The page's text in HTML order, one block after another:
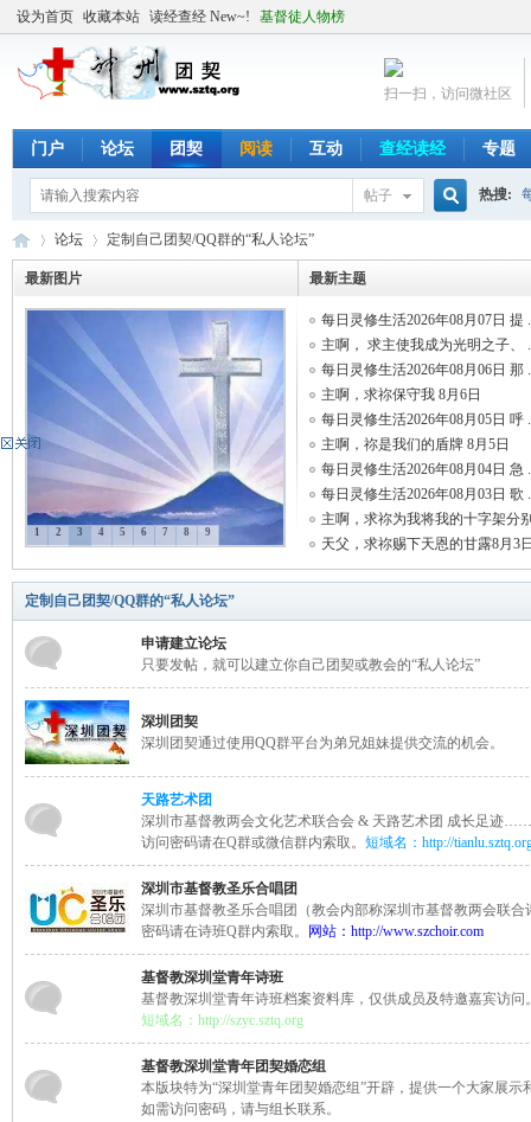
设为首页 收藏本站 读经查经 New~! 基督徒人物榜
扫一扫，访问微社区
门户 论坛 团契 阅读 互动 查经读经 专题
帖子
索
热搜:
神
州
论坛 定制自己团契/QQ群的“私人论坛”
最新图片
1 2 3 4 5 6 7 8 9
最新主题
每日灵修生活2026年08月07日 提
主啊， 求主使我成为光明之子、
每日灵修生活2026年08月06日 那
主啊，求祢保守我 8月6日
每日灵修生活2026年08月05日 呼
主啊，祢是我们的盾牌 8月5日
每日灵修生活2026年08月04日 急
每日灵修生活2026年08月03日 歌
主啊，求祢为我将我的十字架分
天父，求祢赐下天恩的甘露8月3
定制自己团契/QQ群的“私人论坛”
申请建立论坛
只要发帖，就可以建立你自己团契或教会的“私人论坛”
深圳团契
深圳团契通过使用QQ群平台为弟兄姐妹提供交流的机会。
天路艺术团
深圳市基督教两会文化艺术联合会 & 天路艺术团 成长足迹
访问密码请在Q群或微信群内索取。 短域名： http://
深圳市基督教圣乐合唱团
深圳市基督教圣乐合唱团（教会内部称深圳市基督教两会联合
密码请在诗班Q群内索取。
网站： http://www.szchoir.com
基督教深圳堂青年诗班
基督教深圳堂青年诗班档案资料库，仅供成员及特邀嘉宾访问
短域名： http://szyc.sztq.org
基督教深圳堂青年团契婚恋组
本版块特为“深圳堂青年团契婚恋组”开辟，提供一个大家展示
如需访问密码，请与组长联系。